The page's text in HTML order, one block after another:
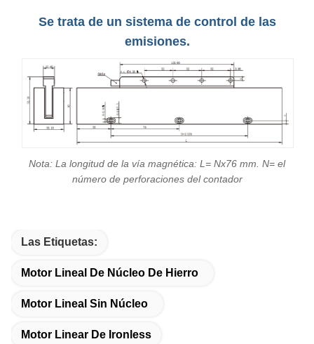
Se trata de un sistema de control de las
emisiones.
Nota: La longitud de la vía magnética: L= Nx76 mm. N= el
número de perforaciones del contador
Las Etiquetas:
Motor Lineal De Núcleo De Hierro
Motor Lineal Sin Núcleo
Motor Linear De Ironless